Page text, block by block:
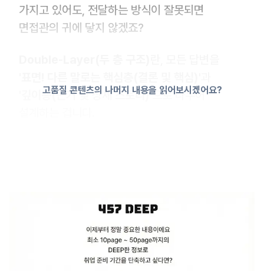
가지고 있어도, 전달하는 방식이 잘못되면
면접관의 귀에 닿지 않겠죠?
'깊이층(근거 및 상세 스토리)'으로 나누어
1) 구조의 핵심
고품질 콘텐츠의 나머지 내용을 읽어보시겠어요?